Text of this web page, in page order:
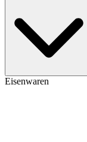
Eisenwaren